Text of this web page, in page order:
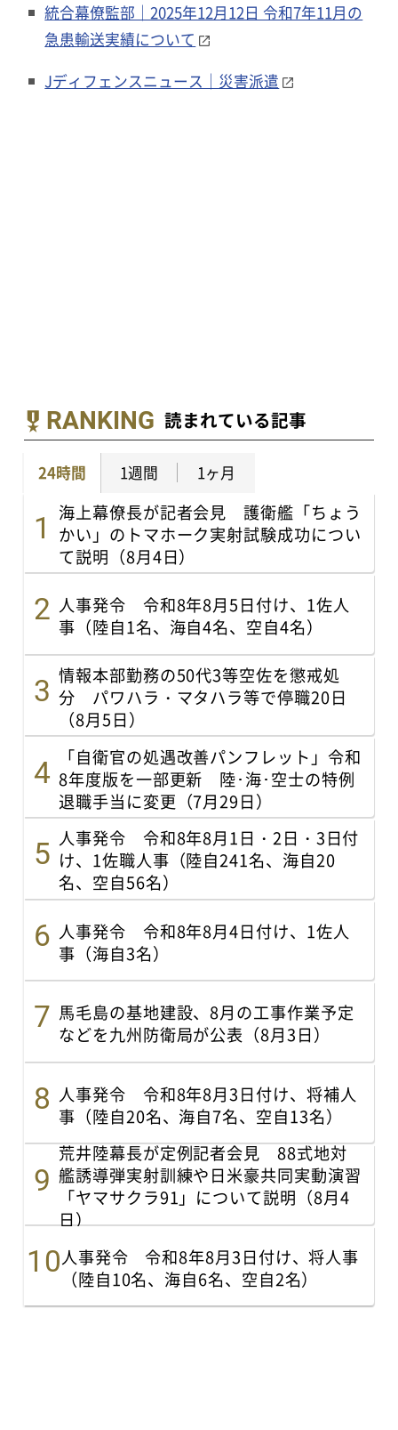
統合幕僚監部｜2025年12月12日 令和7年11月の
急患輸送実績について
Jディフェンスニュース｜災害派遣
RANKING 読まれている記事
24時間 1週間 1ヶ月
海上幕僚長が記者会見 護衛艦「ちょう
かい」のトマホーク実射試験成功につい
て説明（8月4日）
人事発令 令和8年8月5日付け、1佐人
事（陸自1名、海自4名、空自4名）
情報本部勤務の50代3等空佐を懲戒処
分 パワハラ・マタハラ等で停職20日
（8月5日）
「自衛官の処遇改善パンフレット」令和
8年度版を一部更新 陸･海･空士の特例
退職手当に変更（7月29日）
人事発令 令和8年8月1日・2日・3日付
け、1佐職人事（陸自241名、海自20
名、空自56名）
人事発令 令和8年8月4日付け、1佐人
事（海自3名）
馬毛島の基地建設、8月の工事作業予定
などを九州防衛局が公表（8月3日）
人事発令 令和8年8月3日付け、将補人
事（陸自20名、海自7名、空自13名）
荒井陸幕長が定例記者会見 88式地対
艦誘導弾実射訓練や日米豪共同実動演習
「ヤマサクラ91」について説明（8月4
日）
人事発令 令和8年8月3日付け、将人事
（陸自10名、海自6名、空自2名）